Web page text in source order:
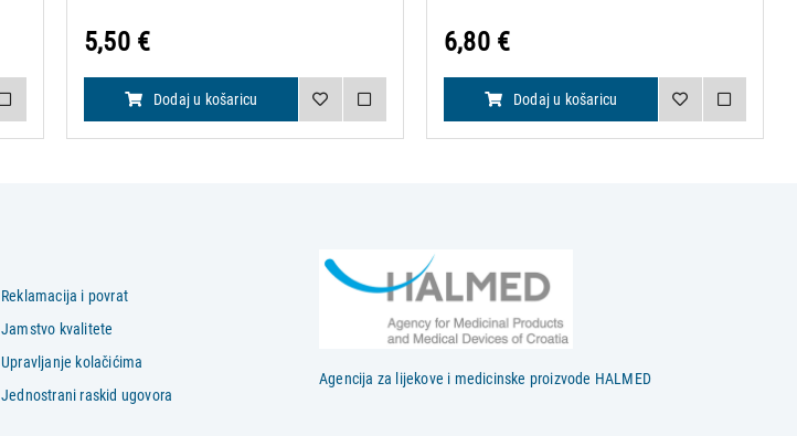
5,50 €
Dodaj u košaricu
6,80 €
Dodaj u košaricu
Reklamacija i povrat
Jamstvo kvalitete
Upravljanje kolačićima
Jednostrani raskid ugovora
Agencija za lijekove i medicinske proizvode HALMED